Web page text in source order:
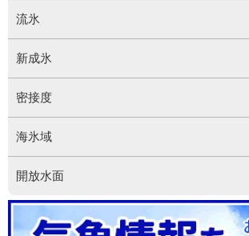
流氷
新成氷
密接度
海氷域
開放水面